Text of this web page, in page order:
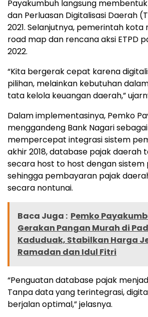
Payakumbuh langsung
dan Perluasan Digitalisasi Daerah
2021. Selanjutnya, pemerintah
road map dan rencana aksi ETPD
2022.
“Kita bergerak cepat karena
pilihan, melainkan kebutuhan
tata kelola keuangan daerah,”
Dalam implementasinya, Pemko
menggandeng Bank Nagari
mempercepat integrasi sistem
akhir 2018, database pajak daerah
secara host to host dengan
sehingga pembayaran pajak
secara nontunai.
Baca Juga : Pemko
Gerakan Pangan Murah di
Kaduduak, Stabilkan Harga
Ramadan dan Idul Fitri
“Penguatan database pajak
Tanpa data yang terintegrasi,
berjalan optimal,” jelasnya.